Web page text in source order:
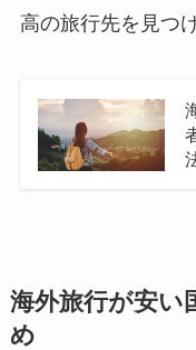
高の旅行先を見つ
海外旅行が安い
め